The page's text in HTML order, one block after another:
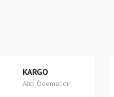
Bu ürüne benzer farklı alternatifler olmalı.
KARGO
Alıcı Ödemelidir.